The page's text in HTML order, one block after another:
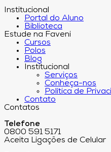
Institucional
Portal do Aluno
Biblioteca
Estude na Faveni
Cursos
Polos
Blog
Institucional
Serviços
Conheça-nos
Política de
Contato
Contatos
Telefone
0800 591 5171
Aceita Ligações de Celular